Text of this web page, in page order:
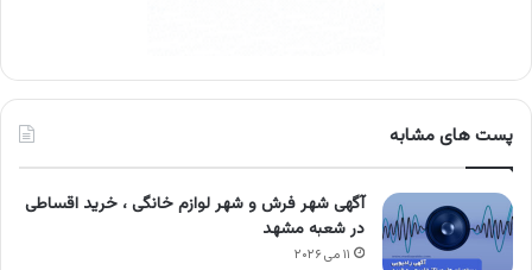
پست های مشابه
آگهی شهر فرش و شهر لوازم خانگی ، خرید اقساطی
در شعبه مشهد
۱۱ می ۲۰۲۶